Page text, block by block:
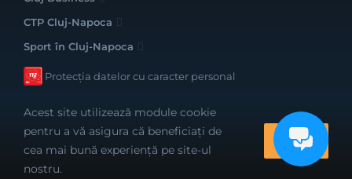
CTP Cluj-Napoca
Sport în Cluj-Napoca
Protecția datelor cu caracter personal
Realizat cu bune intenții de către
Acest site utilizează module cookie
pentru a vă asigura că beneficiați de
cea mai bună experiență pe site-ul
nostru.
OK